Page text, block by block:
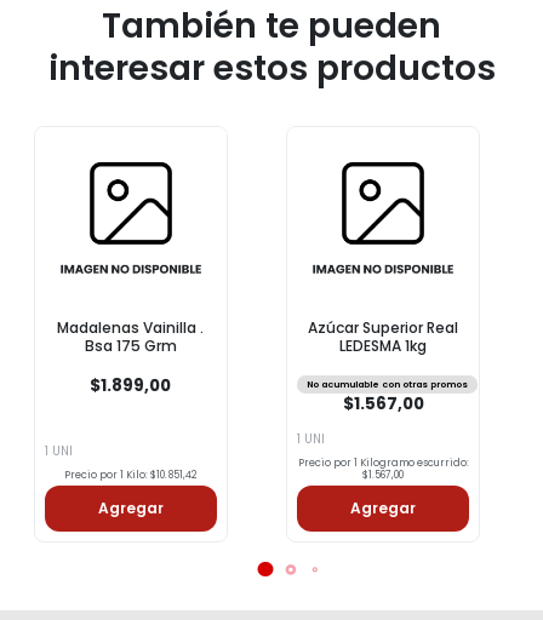
También te pueden
interesar estos productos
Madalenas Vainilla .
Bsa 175 Grm
$1.899,00
1 UNI
Precio por 1 Kilo: $10.851,42
Agregar
Azúcar Superior Real
LEDESMA 1kg
No acumulable con otras promos
$1.567,00
1 UNI
Precio por 1 Kilogramo escurrido:
$1.567,00
Agregar